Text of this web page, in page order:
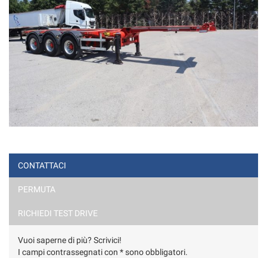
CONTATTACI
PERMUTA
RICHIEDI TEST DRIVE
Vuoi saperne di più? Scrivici!
I campi contrassegnati con * sono obbligatori.